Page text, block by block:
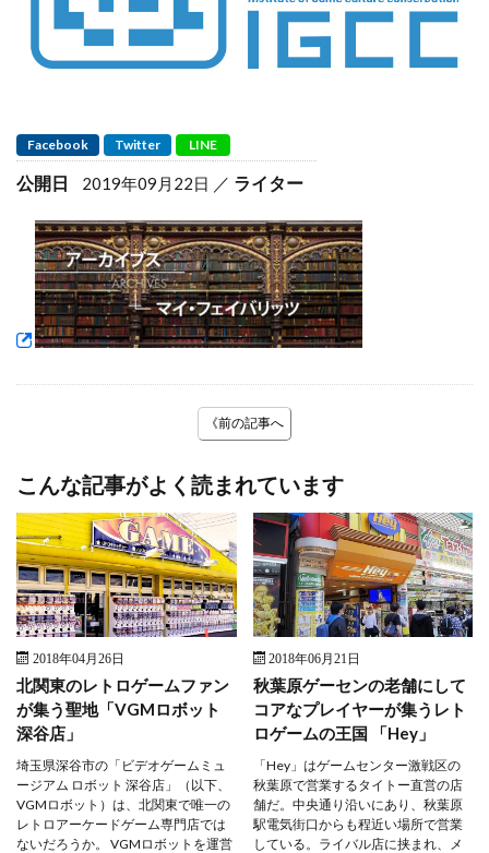
Facebook Twitter LINE
公開日 2019年09月22日 ライター
《前の記事へ
こんな記事がよく読まれています
2018年04月26日
北関東のレトロゲームファン
が集う聖地「VGMロボット
深谷店」
埼玉県深谷市の「ビデオゲームミュ
ージアム ロボット 深谷店」（以下、
VGMロボット）は、北関東で唯一の
レトロアーケードゲーム専門店では
ないだろうか。 VGMロボットを運営
2018年06月21日
秋葉原ゲーセンの老舗にして
コアなプレイヤーが集うレト
ロゲームの王国 「Hey」
「Hey」はゲームセンター激戦区の
秋葉原で営業するタイトー直営の店
舗だ。中央通り沿いにあり、秋葉原
駅電気街口からも程近い場所で営業
している。ライバル店に挟まれ、メ